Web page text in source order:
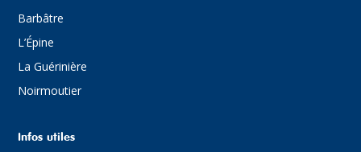
Barbâtre
L’Épine
La Guérinière
Noirmoutier
Infos utiles